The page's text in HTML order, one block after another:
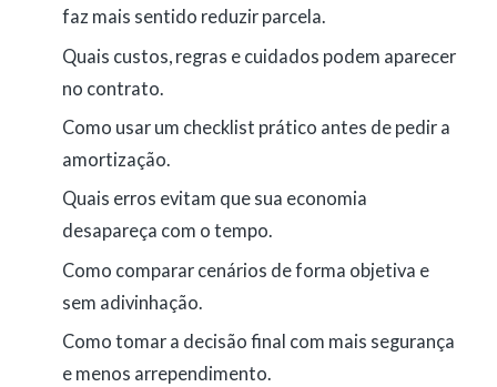
faz mais sentido reduzir parcela.
Quais custos, regras e cuidados podem aparecer
no contrato.
Como usar um checklist prático antes de pedir a
amortização.
Quais erros evitam que sua economia
desapareça com o tempo.
Como comparar cenários de forma objetiva e
sem adivinhação.
Como tomar a decisão final com mais segurança
e menos arrependimento.